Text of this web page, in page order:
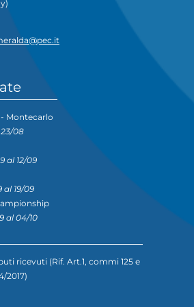
Montecarlo
08
al 12/09
al 19/09
al 04/10
ricevuti (Rif. Art.1, commi 125 e
2017)